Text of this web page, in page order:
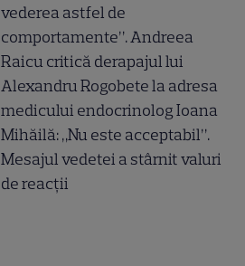
vederea astfel de
comportamente”. Andreea
Raicu critică derapajul lui
Alexandru Rogobete la adresa
medicului endocrinolog Ioana
Mihăilă: „Nu este acceptabil”.
Mesajul vedetei a stârnit valuri
de reacții